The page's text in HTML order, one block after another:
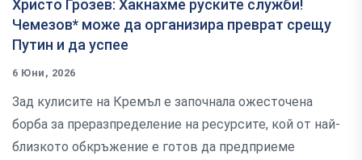
Христо Грозев: Хакнахме руските служби!
Чемезов* може да организира преврат срещу
Путин и да успее
6 Юни, 2026
Зад кулисите на Кремъл е започнала ожесточена
борба за преразпределение на ресурсите, кой от най-
близкото обкръжение е готов да предприеме